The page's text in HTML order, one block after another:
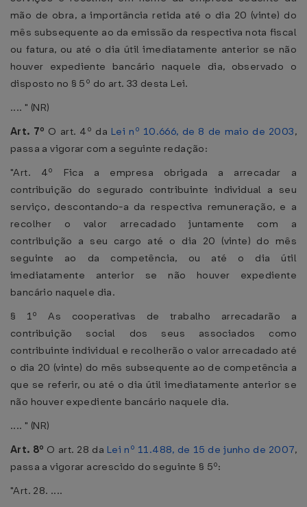
mão de obra, a importância retida até o dia 20 (vinte) do
mês subsequente ao da emissão da respectiva nota fiscal
ou fatura, ou até o dia útil imediatamente anterior se não
houver expediente bancário naquele dia, observado o
disposto no § 5º do art. 33 desta Lei.
.... " (NR)
Art. 7º O art. 4º da Lei nº 10.666, de 8 de maio de 2003,
passa a vigorar com a seguinte redação:
"Art. 4º Fica a empresa obrigada a arrecadar a
contribuição do segurado contribuinte individual a seu
serviço, descontando-a da respectiva remuneração, e a
recolher o valor arrecadado juntamente com a
contribuição a seu cargo até o dia 20 (vinte) do mês
seguinte ao da competência, ou até o dia útil
imediatamente anterior se não houver expediente
bancário naquele dia.
§ 1º As cooperativas de trabalho arrecadarão a
contribuição social dos seus associados como
contribuinte individual e recolherão o valor arrecadado até
o dia 20 (vinte) do mês subsequente ao de competência a
que se referir, ou até o dia útil imediatamente anterior se
não houver expediente bancário naquele dia.
.... " (NR)
Art. 8º O art. 28 da Lei nº 11.488, de 15 de junho de 2007,
passa a vigorar acrescido do seguinte § 5º:
"Art. 28. ....